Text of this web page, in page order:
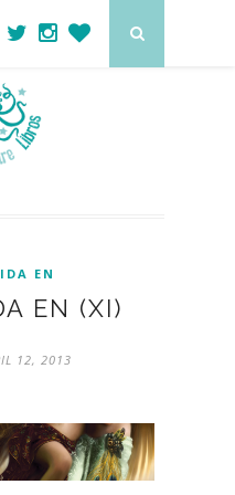
EN
EN (XI)
12, 2013